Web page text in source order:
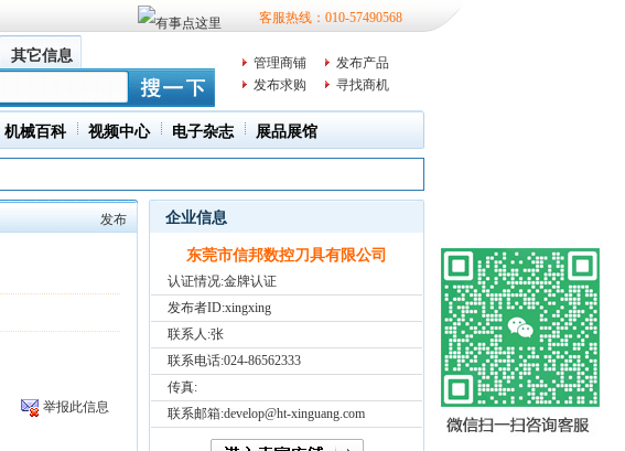
客服热线：010-57490568
其它信息 管理商铺
发布产品
发布求购
寻找商机
机械百科 视频中心 电子杂志 展品展馆
发布
举报此信息
企业信息
东莞市信邦数控刀具有限公司
认证情况:金牌认证
发布者ID:xingxing
联系人:张
联系电话:024-86562333
传真:
联系邮箱:develop@ht-xinguang.com